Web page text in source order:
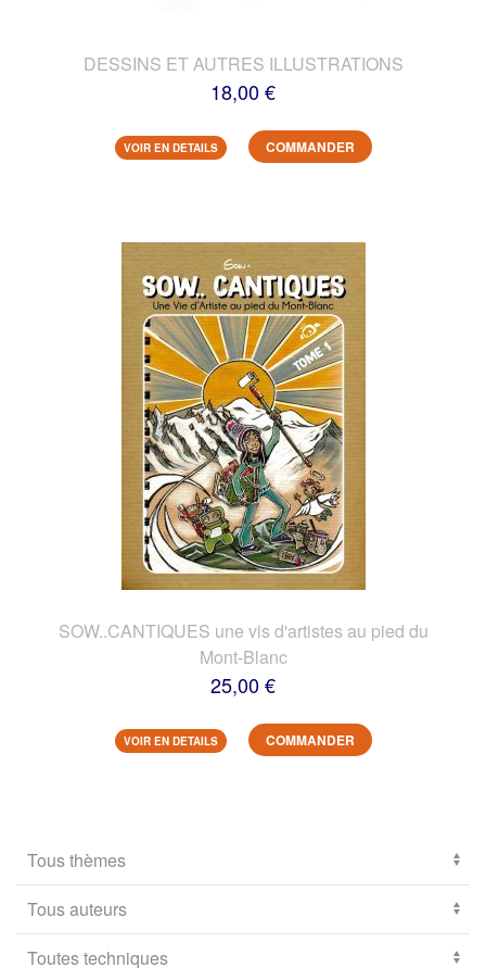
DESSINS ET AUTRES ILLUSTRATIONS
18,00 €
VOIR EN DETAILS COMMANDER
SOW..CANTIQUES une vis d'artistes au pied du
Mont-Blanc
25,00 €
VOIR EN DETAILS COMMANDER